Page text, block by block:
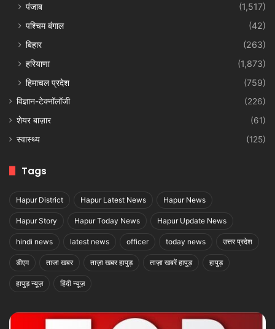
पंजाब
(1,517)
पश्चिम बंगाल
(42)
बिहार
(263)
हरियाणा
(1,873)
हिमाचल प्रदेश
(759)
विज्ञान-टेक्नॉलॉजी
(226)
शेयर बाज़ार
(61)
स्वास्थ्य
(125)
Tags
Hapur District Hapur Latest News Hapur News
Hapur Story Hapur Today News Hapur Update News
hindi news latest news officer today news उत्तर प्रदेश
डीएम ताजा खबर ताज़ा खबर हापुड़ ताज़ा खबरें हापुड़ हापुड़
हापुड़ न्यूज़ हिंदी न्यूज़